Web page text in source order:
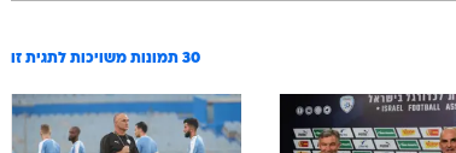
30 תמונות משויכות לתגית זו